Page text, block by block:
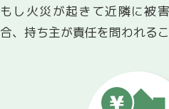
もし火災が起きて近隣に被
合、持ち主が責任を問われる